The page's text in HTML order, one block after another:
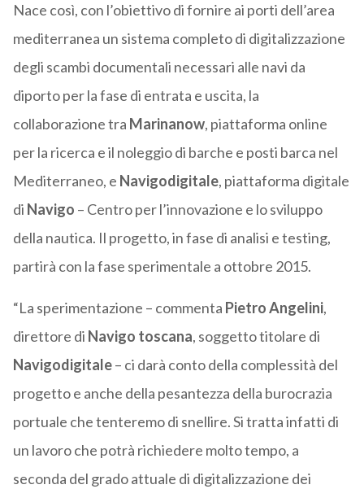
Nace così, con l’obiettivo di fornire ai porti dell’area
mediterranea un sistema completo di digitalizzazione
degli scambi documentali necessari alle navi da
diporto per la fase di entrata e uscita, la
collaborazione tra Marinanow, piattaforma online
per la ricerca e il noleggio di barche e posti barca nel
Mediterraneo, e Navigodigitale, piattaforma digitale
di Navigo – Centro per l’innovazione e lo sviluppo
della nautica. Il progetto, in fase di analisi e testing,
partirà con la fase sperimentale a ottobre 2015.
“La sperimentazione – commenta Pietro Angelini,
direttore di Navigo toscana, soggetto titolare di
Navigodigitale– ci darà conto della complessità del
progetto e anche della pesantezza della burocrazia
portuale che tenteremo di snellire. Si tratta infatti di
un lavoro che potrà richiedere molto tempo, a
seconda del grado attuale di digitalizzazione dei